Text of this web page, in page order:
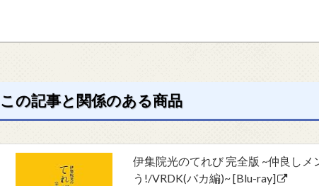
この記事と関係のある商品
伊集院光のてれび 完全版 ~仲良し
う!/VRDK(バカ編)~ [Blu-ray]